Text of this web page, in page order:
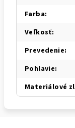
Farba:
Veľkosť:
Prevedenie:
Pohlavie:
Materiálové